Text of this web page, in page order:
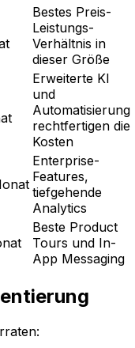
Bestes Preis-
Leistungs-
Verhältnis in
dieser Größe
Erweiterte KI
und
Automatisierung
rechtfertigen die
Kosten
Enterprise-
Features,
tiefgehende
Analytics
Beste Product
Tours und In-
App Messaging